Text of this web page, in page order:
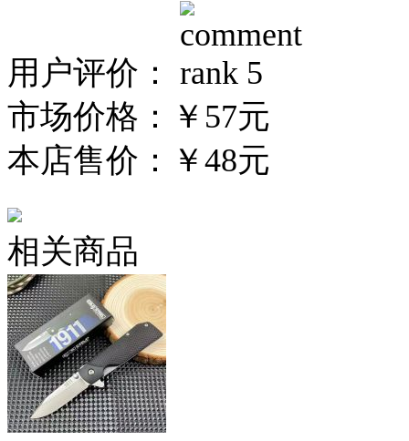
用户评价：
市场价格： ￥57元
本店售价： ￥48元
相关商品